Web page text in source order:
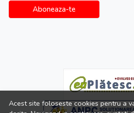
Acest site foloseste cookies pentru a
Aboneaza-te